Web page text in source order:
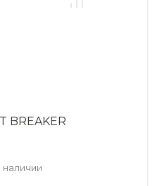
BREAKER
наличии